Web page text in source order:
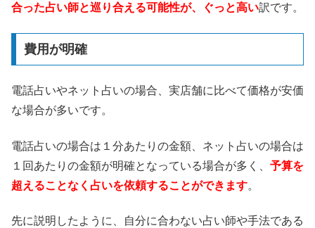
合った占い師と巡り合える可能性が、ぐっと高い訳です。
費用が明確
電話占いやネット占いの場合、実店舗に比べて価格が安価
な場合が多いです。
電話占いの場合は１分あたりの金額、ネット占いの場合は
１回あたりの金額が明確となっている場合が多く、 予算を
超えることなく占いを依頼することができます。
先に説明したように、自分に合わない占い師や手法である